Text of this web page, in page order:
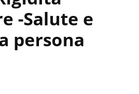
-Salute e
persona